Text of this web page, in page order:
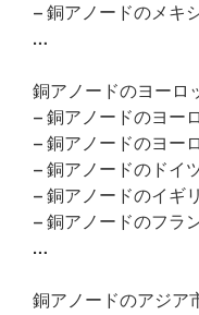
– 銅アノードのメキ
…
銅アノードのヨーロ
– 銅アノードのヨー
– 銅アノードのヨー
– 銅アノードのドイ
– 銅アノードのイギ
– 銅アノードのフラ
…
銅アノードのアジア